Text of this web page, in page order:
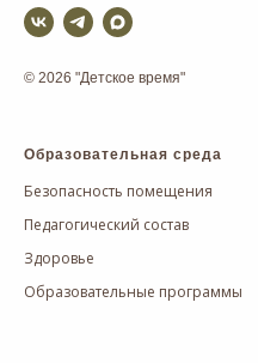
© 2026 "Детское время"
Образовательная среда
Безопасность помещения
Педагогический состав
Здоровье
Образовательные программы